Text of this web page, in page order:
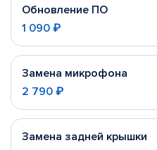
Обновление ПО
1 090 ₽
Замена микрофона
2 790 ₽
Замена задней крышки